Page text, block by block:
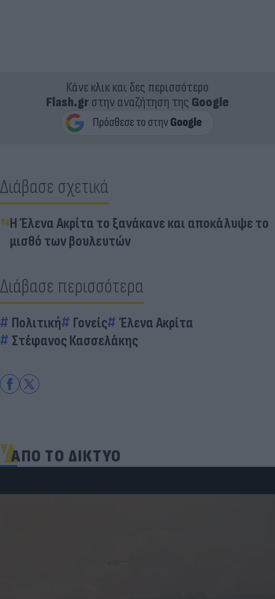
Κάνε κλικ και δες περισσότερο
Flash.grστην αναζήτηση της Google
Διάβασε σχετικά
Η Έλενα Ακρίτα το ξανάκανε και αποκάλυψε το
μισθό των βουλευτών
Διάβασε περισσότερα
Πολιτική Γονείς
Έλενα Ακρίτα
Στέφανος Κασσελάκης
ΑΠΟ ΤΟ ΔΙΚΤΥΟ